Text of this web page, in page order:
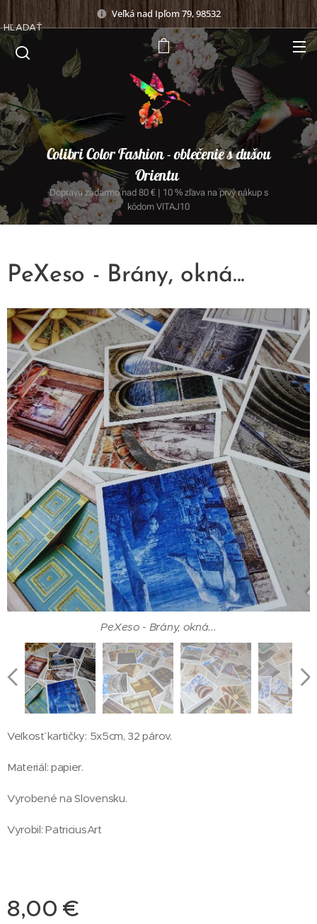
Veľká nad Ipľom 79, 98532
Colibri Color Fashion - oblečenie s dušou
Orientu
Doprava zadarmo nad 80 € | 10 % zľava na prvý nákup s
kódom VITAJ10
HĽADAŤ
PeXeso - Brány, okná...
PeXeso - Brány, okná...
Veľkosť kartičky: 5x5cm, 32 párov.
Materiál: papier.
Vyrobené na Slovensku.
Vyrobil: PatriciusArt
8,00 €